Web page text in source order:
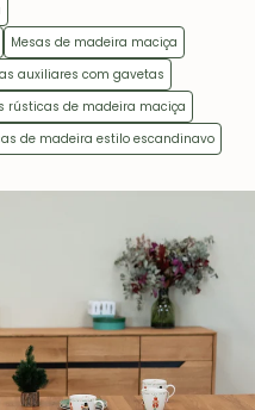
Mesas de madeira maciça
auxiliares com gavetas
rústicas de madeira maciça
de madeira estilo escandinavo